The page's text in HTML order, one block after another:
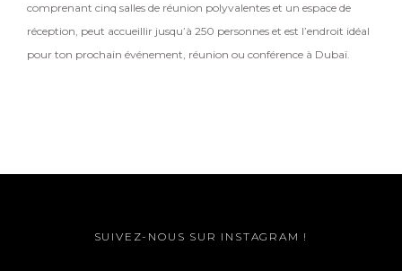
comprenant cinq salles de réunion polyvalentes et un espace de
réception, peut accueillir jusqu’à 250 personnes et est l’endroit idéal
pour ton prochain événement, réunion ou conférence à Dubaï.
SUIVEZ-NOUS SUR INSTAGRAM !